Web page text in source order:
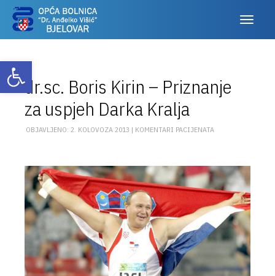
Otvori alatnu traku
dr.sc. Boris Kirin – Priznanje
za uspjeh Darka Kralja
OBJAVLJENO: 2. KOLOVOZA 2013 | KOMENTARI PACIJENATA